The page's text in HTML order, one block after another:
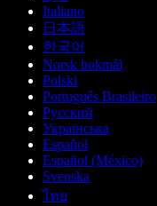
Italiano
日本語
한국어
Norsk bokmål
Polski
Português Brasileiro
Русский
Українська
Español
Español (México)
Svenska
ไทย